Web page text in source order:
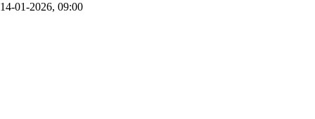
14-01-2026, 09:00